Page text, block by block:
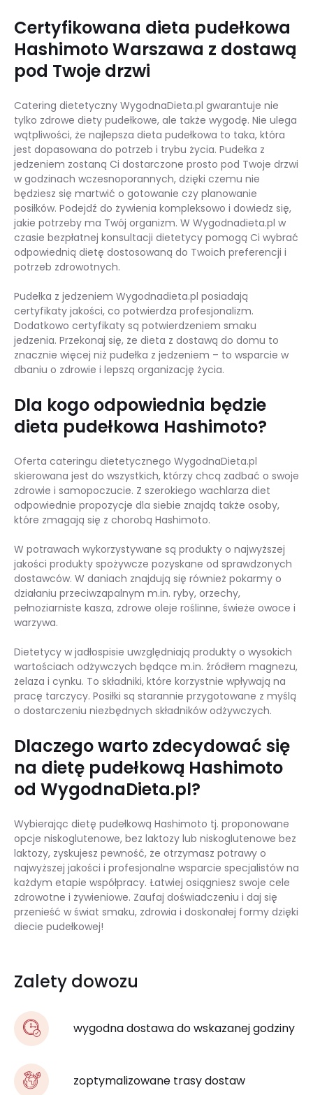
Certyfikowana dieta pudełkowa
Hashimoto Warszawa z dostawą
pod Twoje drzwi
Catering dietetyczny WygodnaDieta.pl gwarantuje nie
tylko zdrowe diety pudełkowe, ale także wygodę. Nie ulega
wątpliwości, że najlepsza dieta pudełkowa to taka, która
jest dopasowana do potrzeb i trybu życia. Pudełka z
jedzeniem zostaną Ci dostarczone prosto pod Twoje drzwi
w godzinach wczesnoporannych, dzięki czemu nie
będziesz się martwić o gotowanie czy planowanie
posiłków. Podejdź do żywienia kompleksowo i dowiedz się,
jakie potrzeby ma Twój organizm. W Wygodnadieta.pl w
czasie bezpłatnej konsultacji dietetycy pomogą Ci wybrać
odpowiednią dietę dostosowaną do Twoich preferencji i
potrzeb zdrowotnych.
Pudełka z jedzeniem Wygodnadieta.pl posiadają
certyfikaty jakości, co potwierdza profesjonalizm.
Dodatkowo certyfikaty są potwierdzeniem smaku
jedzenia. Przekonaj się, że dieta z dostawą do domu to
znacznie więcej niż pudełka z jedzeniem – to wsparcie w
dbaniu o zdrowie i lepszą organizację życia.
Dla kogo odpowiednia będzie
dieta pudełkowa Hashimoto?
Oferta cateringu dietetycznego WygodnaDieta.pl
skierowana jest do wszystkich, którzy chcą zadbać o swoje
zdrowie i samopoczucie. Z szerokiego wachlarza diet
odpowiednie propozycje dla siebie znajdą także osoby,
które zmagają się z chorobą Hashimoto.
W potrawach wykorzystywane są produkty o najwyższej
jakości produkty spożywcze pozyskane od sprawdzonych
dostawców. W daniach znajdują się również pokarmy o
działaniu przeciwzapalnym m.in. ryby, orzechy,
pełnoziarniste kasza, zdrowe oleje roślinne, świeże owoce i
warzywa.
Dietetycy w jadłospisie uwzględniają produkty o wysokich
wartościach odżywczych będące m.in. źródłem magnezu,
żelaza i cynku. To składniki, które korzystnie wpływają na
pracę tarczycy. Posiłki są starannie przygotowane z myślą
o dostarczeniu niezbędnych składników odżywczych.
Dlaczego warto zdecydować się
na dietę pudełkową Hashimoto
od WygodnaDieta.pl?
Wybierając dietę pudełkową Hashimoto tj. proponowane
opcje niskoglutenowe, bez laktozy lub niskoglutenowe bez
laktozy, zyskujesz pewność, że otrzymasz potrawy o
najwyższej jakości i profesjonalne wsparcie specjalistów na
każdym etapie współpracy. Łatwiej osiągniesz swoje cele
zdrowotne i żywieniowe. Zaufaj doświadczeniu i daj się
przenieść w świat smaku, zdrowia i doskonałej formy dzięki
diecie pudełkowej!
Zalety dowozu
wygodna dostawa do wskazanej godziny
zoptymalizowane trasy dostaw